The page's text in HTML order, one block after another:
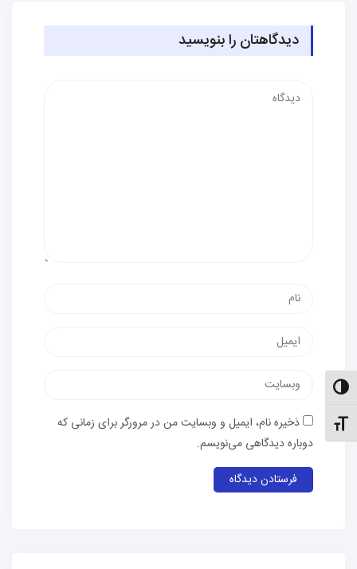
حالت کنتراست بالا
تنظیم اندازهٔ فونت
دیدگاهتان را بنویسید
پست
وب‌سایت
ذخیره نام، ایمیل و وبسایت من در مرورگر برای زمانی که
دوباره دیدگاهی می‌نویسم.